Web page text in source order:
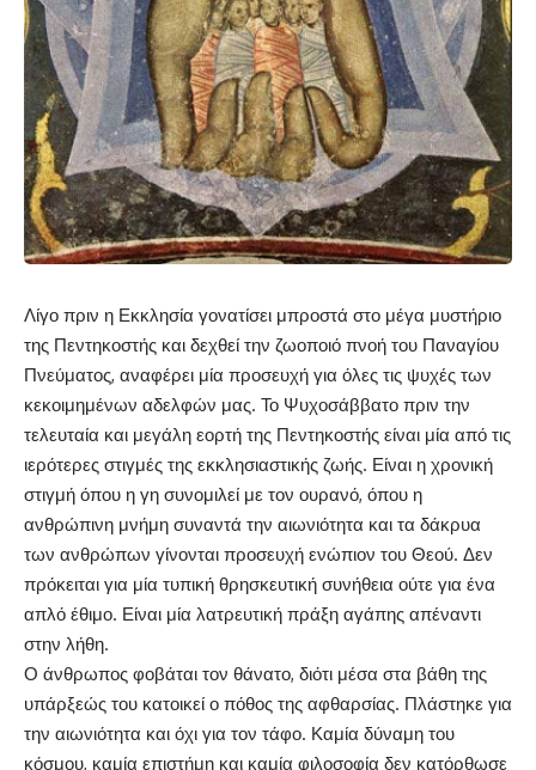
Λίγο πριν η Εκκλησία γονατίσει μπροστά στο μέγα μυστήριο
της Πεντηκοστής και δεχθεί την ζωοποιό πνοή του Παναγίου
Πνεύματος, αναφέρει μία προσευχή για όλες τις ψυχές των
κεκοιμημένων αδελφών μας. Το Ψυχοσάββατο πριν την
τελευταία και μεγάλη εορτή της Πεντηκοστής είναι μία από τις
ιερότερες στιγμές της εκκλησιαστικής ζωής. Είναι η χρονική
στιγμή όπου η γη συνομιλεί με τον ουρανό, όπου η
ανθρώπινη μνήμη συναντά την αιωνιότητα και τα δάκρυα
των ανθρώπων γίνονται προσευχή ενώπιον του Θεού. Δεν
πρόκειται για μία τυπική θρησκευτική συνήθεια ούτε για ένα
απλό έθιμο. Είναι μία λατρευτική πράξη αγάπης απέναντι
στην λήθη.
Ο άνθρωπος φοβάται τον θάνατο, διότι μέσα στα βάθη της
υπάρξεώς του κατοικεί ο πόθος της αφθαρσίας. Πλάστηκε για
την αιωνιότητα και όχι για τον τάφο. Καμία δύναμη του
κόσμου, καμία επιστήμη και καμία φιλοσοφία δεν κατόρθωσε